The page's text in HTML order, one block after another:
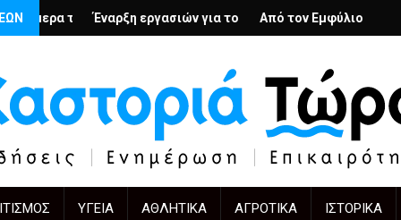
– Ο Άρμιν Βέγκνερ απέναντι στη λήθη
εργασιών για το Κέντρο Ημέρας Ολικής Φροντίδας στην
Από τον Εμφύλιο στην Πόλωση: το ίδιο
KIFF 51: Η
ΥΓΕΊΑ ΑΘΛΗΤΙΚΆ ΑΓΡΟΤΙΚΆ ΙΣΤΟΡΙΚΆ